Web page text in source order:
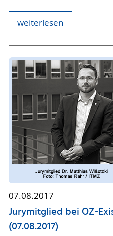
weiterlesen
07.08.2017
Jurymitglied bei OZ-
(07.08.2017)